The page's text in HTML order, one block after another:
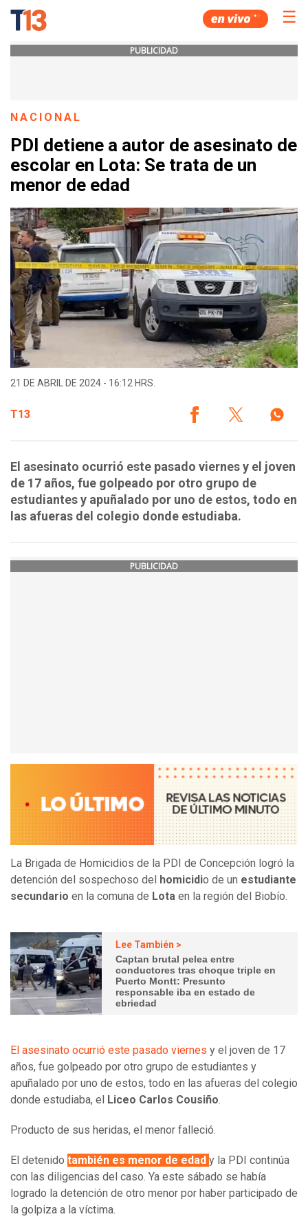
☰
PUBLICIDAD
NACIONAL
PDI detiene a autor de asesinato de
escolar en Lota: Se trata de un
menor de edad
21 DE ABRIL DE 2024 - 16:12 HRS.
T13
El asesinato ocurrió este pasado viernes y el joven
de 17 años, fue golpeado por otro grupo de
estudiantes y apuñalado por uno de estos, todo en
las afueras del colegio donde estudiaba.
PUBLICIDAD
La Brigada de Homicidios de la PDI de Concepción logró la
detención del sospechoso del
homicidio de un estudiante
secundario en la comuna de Lota en la región del Biobío.
Lee También >
Captan brutal pelea entre
conductores tras choque triple en
Puerto Montt: Presunto
responsable iba en estado de
ebriedad
El asesinato ocurrió este pasado viernes y el joven de 17
años, fue golpeado por otro grupo de estudiantes y
apuñalado por uno de estos, todo en las afueras del colegio
donde estudiaba, el
Liceo Carlos Cousiño.
Producto de sus heridas, el menor falleció.
El detenido también es menor de edad y la PDI continúa
con las diligencias del caso. Ya este sábado se había
logrado la detención de otro menor por haber participado de
la golpiza a la víctima.